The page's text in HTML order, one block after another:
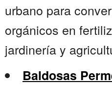
urbano para
orgánicos en
jardinería y
Baldosas